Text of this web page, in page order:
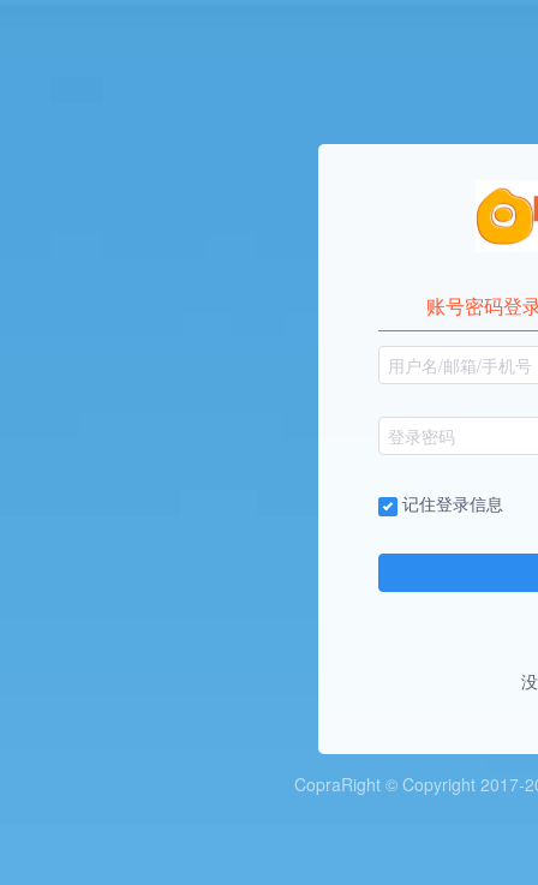
账号密码登
记住登录信息
CopraRight © Copyright 2017-